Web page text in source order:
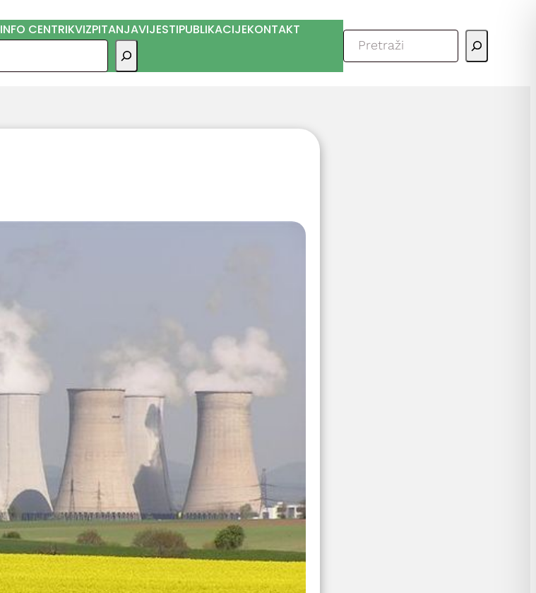
INFO CENTRIKVIZPITANJAVIJESTIPUBLIKACIJEKONTAKT